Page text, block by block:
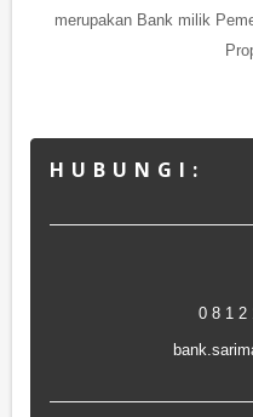
merupakan Bank milik
H U B U N G I :
0 8 1 2